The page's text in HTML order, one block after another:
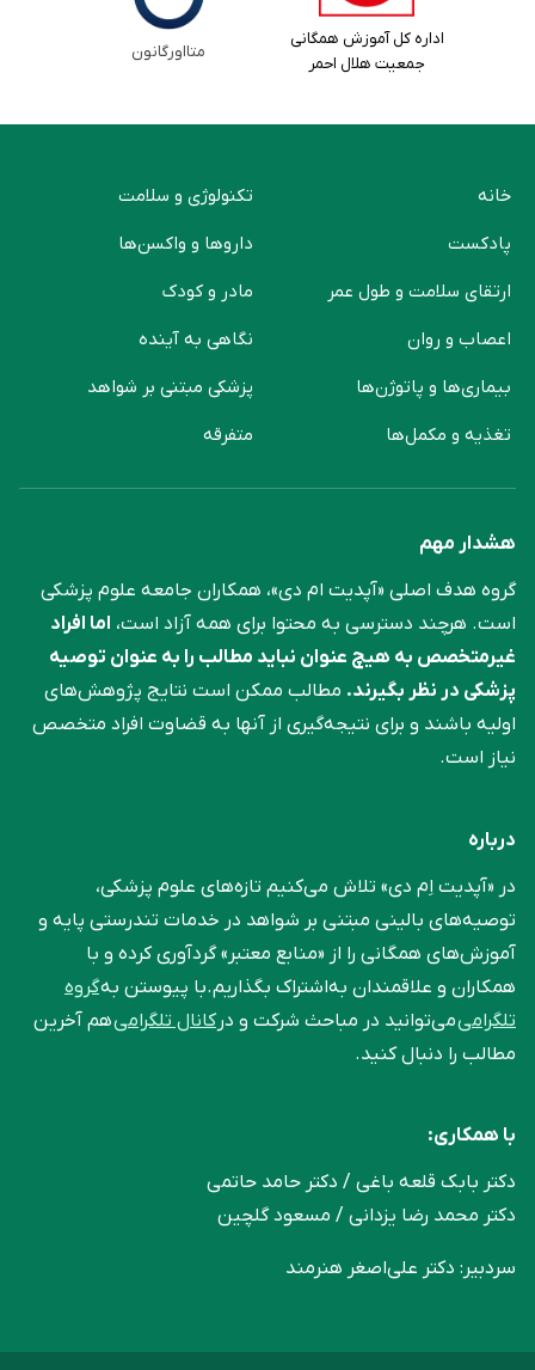
اداره کل آموزش همگانی
جمعیت هلال احمر
متااورگانون
خانه
پادکست
ارتقای سلامت و طول عمر
اعصاب و روان
بیماری‌ها و پاتوژن‌ها
تغذیه و مکمل‌ها
تکنولوژی و سلامت
دارو‌ها و واکسن‌ها
مادر و کودک
نگاهی به آینده
پزشکی مبتنی بر شواهد
متفرقه
هشدار مهم
گروه هدف اصلی «آپدیت ام دی»، همکاران جامعه علوم ‌پزشکی
است. هرچند دسترسی به محتوا برای همه آزاد است، اما افراد
غیرمتخصص به هیچ عنوان نباید مطالب را به عنوان توصیه
پزشکی در نظر بگیرند. مطالب ممکن است نتایج پژوهش‌های
اولیه باشند و برای نتیجه‌گیری از آنها به قضاوت افراد متخصص
نیاز است.
درباره
در «آپدیت اِم دی» تلاش می‌کنیم تازه‌های علوم پزشکی،
توصیه‌های بالینی مبتنی بر شواهد در خدمات تندرستی پایه و
آموزش‌های همگانی را از «منابع معتبر» گردآوری کرده و با
همکاران و علاقمندان به‌اشتراک بگذاریم.با پیوستن بهگروه
تلگرامیمی‌توانید در مباحث شرکت و درکانال تلگرامیهم آخرین
مطالب را دنبال کنید.
با همکاری:
دکتر بابک قلعه‌ باغی / دکتر حامد حاتمی
دکتر محمد رضا یزدانی / مسعود گلچین
سردبیر: دکتر علی‌اصغر هنرمند